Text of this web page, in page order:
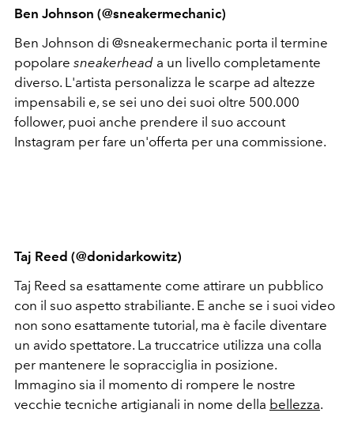
Ben Johnson (@sneakermechanic)
Ben Johnson di @sneakermechanic porta il termine
popolare sneakerhead a un livello completamente
diverso. L'artista personalizza le scarpe ad altezze
impensabili e, se sei uno dei suoi oltre 500.000
follower, puoi anche prendere il suo account
Instagram per fare un'offerta per una commissione.
Taj Reed (@donidarkowitz)
Taj Reed sa esattamente come attirare un pubblico
con il suo aspetto strabiliante. E anche se i suoi video
non sono esattamente tutorial, ma è facile diventare
un avido spettatore. La truccatrice utilizza una colla
per mantenere le sopracciglia in posizione.
Immagino sia il momento di rompere le nostre
vecchie tecniche artigianali in nome della bellezza.